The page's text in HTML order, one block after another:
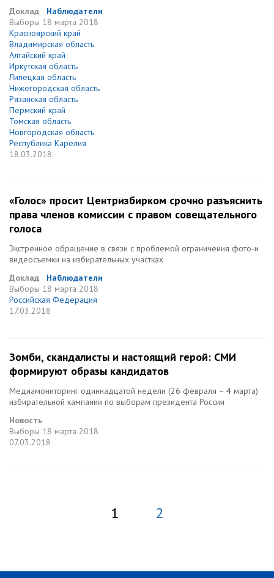
Доклад
Наблюдатели
Выборы 18 марта 2018
Красноярский край
Владимирская область
Алтайский край
Иркутская область
Липецкая область
Нижегородская область
Рязанская область
Пермский край
Томская область
Новгородская область
Республика Карелия
18.03.2018
«Голос» просит Центризбирком срочно разъяснить
права членов комиссии с правом совещательного
голоса
Экстренное обращение в связи с проблемой ограничения фото-и
видеосъемки на избирательных участках
Доклад
Наблюдатели
Выборы 18 марта 2018
Российская Федерация
17.03.2018
Зомби, скандалисты и настоящий герой: СМИ
формируют образы кандидатов
Медиамониторинг одиннадцатой недели (26 февраля – 4 марта)
избирательной кампании по выборам президента России
Новость
Выборы 18 марта 2018
07.03.2018
1 2